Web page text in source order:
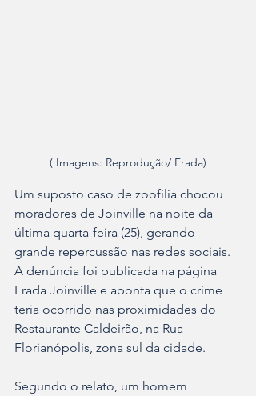
( Imagens: Reprodução/ Frada)
Um suposto caso de zoofilia chocou
moradores de Joinville na noite da
última quarta-feira (25), gerando
grande repercussão nas redes sociais.
A denúncia foi publicada na página
Frada Joinville e aponta que o crime
teria ocorrido nas proximidades do
Restaurante Caldeirão, na Rua
Florianópolis, zona sul da cidade.
Segundo o relato, um homem